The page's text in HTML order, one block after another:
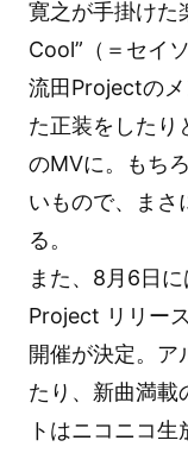
寛之が手掛けた
Cool”（＝セイ
流田Projectの
た正装をしたり
のMVに。もち
いもので、まさ
る。
また、8月6日
Project リリー
開催が決定。ア
たり、新曲満載
トはニコニコ生